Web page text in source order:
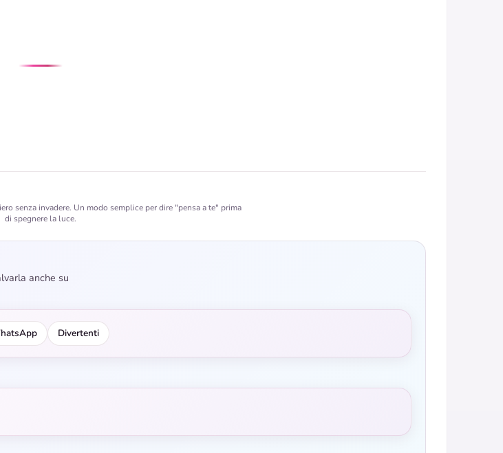
senza invadere. Un modo semplice per dire "pensa a te" prima
di spegnere la luce.
anche su
Divertenti